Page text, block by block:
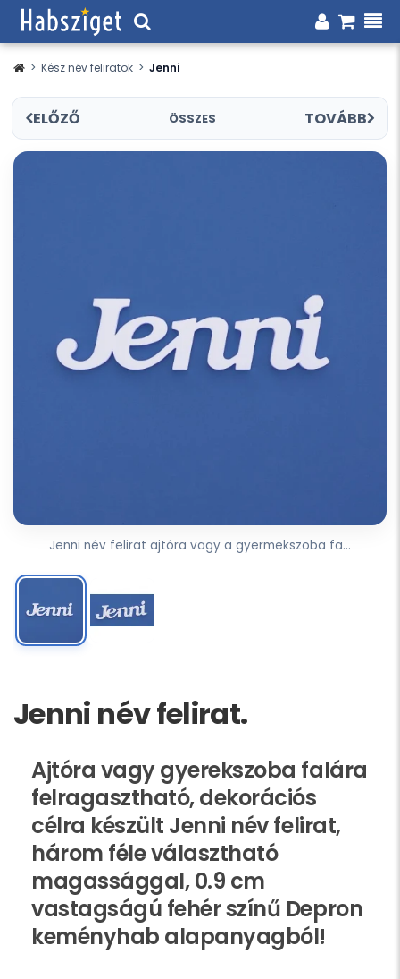
> Kész név feliratok > Jenni
ELŐZŐ ÖSSZES TOVÁBB
Jenni név felirat ajtóra vagy a gyermekszoba fa...
Jenni név felirat.
Ajtóra vagy gyerekszoba falára
felragasztható, dekorációs
célra készült Jenni név felirat,
három féle választható
magassággal, 0.9 cm
vastagságú fehér színű Depron
keményhab alapanyagból!